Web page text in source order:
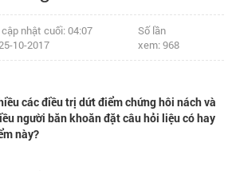
cập nhật cuối: 04:07
10-2017
Số lần
xem: 968
các điều trị dứt điểm chứng hôi nách và
người băn khoăn đặt câu hỏi liệu có hay
này?